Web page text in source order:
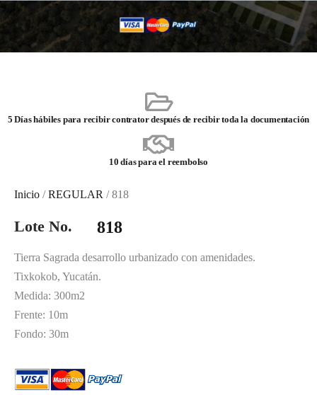
5 Días hábiles para recibir contrator después de recibir toda la documentación
10 días para el reembolso
Inicio /REGULAR / 818
Lote No. 818
Tierra Sagrada desarrollo urbanizado con amenidades.
Tixkokob, Yucatán.
Medida: 300m2
Frente: 10m
Fondo: 30m